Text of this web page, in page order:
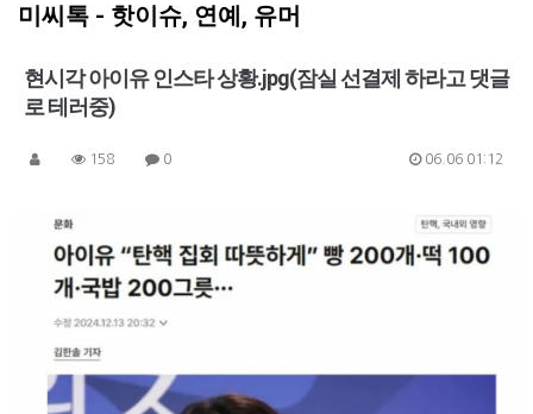
미씨톡 - 핫이슈, 연예, 유머
현시각 아이유 인스타 상황.jpg(잠실 선결제 하라고 댓글
로 테러중)
158 0 06.06 01:12